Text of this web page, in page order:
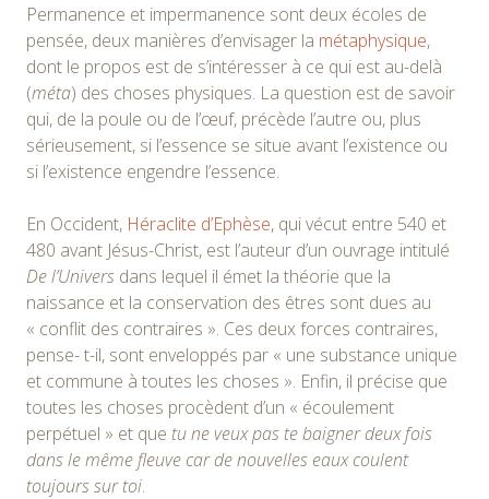
Permanence et impermanence sont deux écoles de
pensée, deux manières d’envisager la métaphysique,
dont le propos est de s’intéresser à ce qui est au-delà
(méta) des choses physiques. La question est de savoir
qui, de la poule ou de l’œuf, précède l’autre ou, plus
sérieusement, si l’essence se situe avant l’existence ou
si l’existence engendre l’essence.
En Occident, Héraclite d’Ephèse, qui vécut entre 540 et
480 avant Jésus-Christ, est l’auteur d’un ouvrage intitulé
De l’Univers dans lequel il émet la théorie que la
naissance et la conservation des êtres sont dues au
« conflit des contraires ». Ces deux forces contraires,
pense- t-il, sont enveloppés par « une substance unique
et commune à toutes les choses ». Enfin, il précise que
toutes les choses procèdent d’un « écoulement
perpétuel » et que tu ne veux pas te baigner deux fois
dans le même fleuve car de nouvelles eaux coulent
toujours sur toi.